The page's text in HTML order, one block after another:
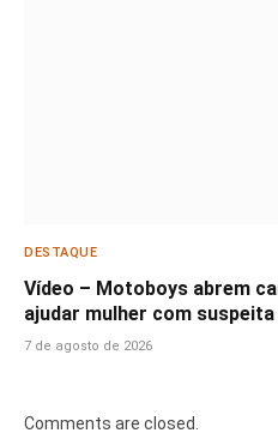
DESTAQUE
Vídeo – Motoboys abrem
ajudar mulher com
7 de agosto de 2026
Comments are closed.